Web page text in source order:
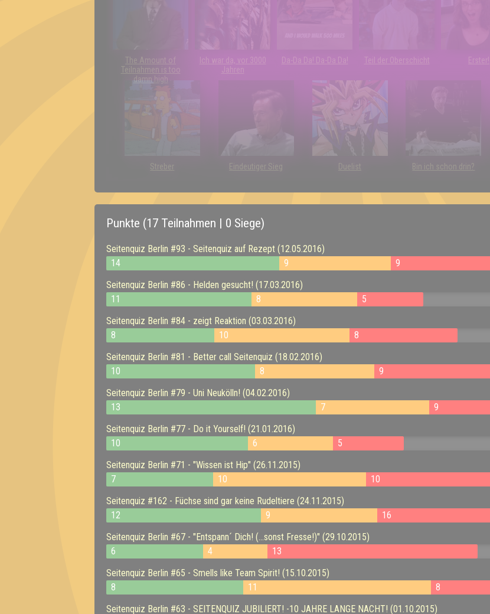
The Amount of
Teilnahmen is too
damn high
Ich war da, vor 3000
Jahren
Da-Da Da! Da-Da Da! Teil der Oberschicht Erster!
Streber Eindeutiger Sieg Duelist Bin ich schon drin?
Punkte (17 Teilnahmen | 0 Siege)
Seitenquiz Berlin #93 - Seitenquiz auf Rezept (12.05.2016)
14
9
9
Seitenquiz Berlin #86 - Helden gesucht! (17.03.2016)
11
8
5
Seitenquiz Berlin #84 - zeigt Reaktion (03.03.2016)
8
10
8
Seitenquiz Berlin #81 - Better call Seitenquiz (18.02.2016)
10
8
9
Seitenquiz Berlin #79 - Uni Neukölln! (04.02.2016)
13
7
9
Seitenquiz Berlin #77 - Do it Yourself! (21.01.2016)
10
6
5
Seitenquiz Berlin #71 - "Wissen ist Hip" (26.11.2015)
7
10
10
Seitenquiz #162 - Füchse sind gar keine Rudeltiere (24.11.2015)
12
9
16
Seitenquiz Berlin #67 - "Entspann´ Dich! (...sonst Fresse!)" (29.10.2015)
6
4
13
Seitenquiz Berlin #65 - Smells like Team Spirit! (15.10.2015)
8
11
8
Seitenquiz Berlin #63 - SEITENQUIZ JUBILIERT! -10 JAHRE LANGE NACHT! (01.10.2015)